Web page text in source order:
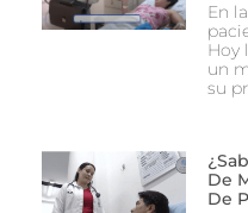
En
Hoy
un
su
De
De